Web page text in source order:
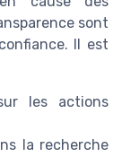
sont
Il est
les actions
la recherche